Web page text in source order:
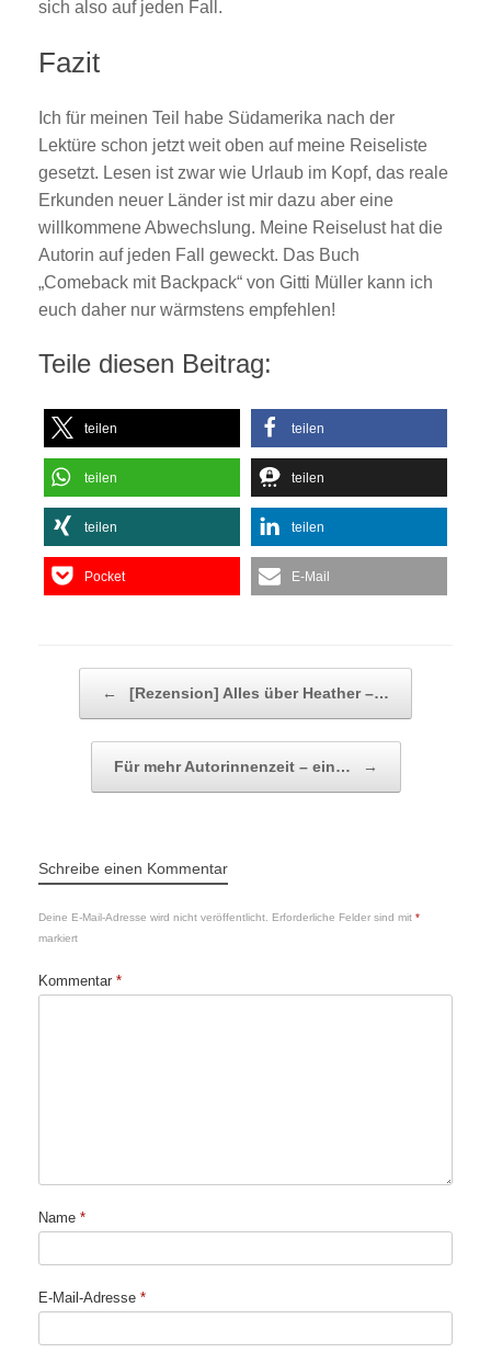
sich also auf jeden Fall.
Fazit
Ich für meinen Teil habe Südamerika nach der
Lektüre schon jetzt weit oben auf meine Reiseliste
gesetzt. Lesen ist zwar wie Urlaub im Kopf, das reale
Erkunden neuer Länder ist mir dazu aber eine
willkommene Abwechslung. Meine Reiselust hat die
Autorin auf jeden Fall geweckt. Das Buch
„Comeback mit Backpack“ von Gitti Müller kann ich
euch daher nur wärmstens empfehlen!
Teile diesen Beitrag:
teilen teilen
teilen teilen
teilen teilen
Pocket E-Mail
← [Rezension] Alles über Heather –…
Für mehr Autorinnenzeit – ein… →
Schreibe einen Kommentar
Deine E-Mail-Adresse wird nicht veröffentlicht. Erforderliche Felder sind mit *
markiert
Kommentar *
Name *
E-Mail-Adresse *